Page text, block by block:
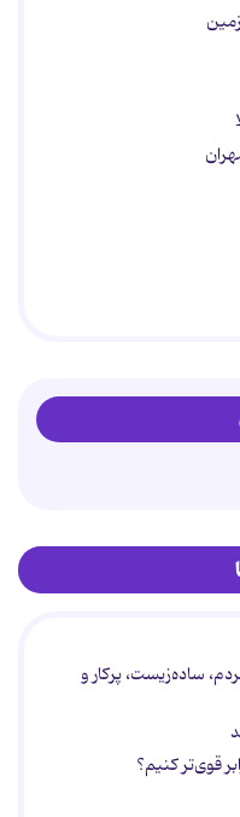
ساده‌زیست، پرکار و